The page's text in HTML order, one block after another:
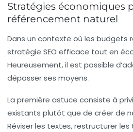
Stratégies économiques
référencement naturel
Dans un contexte où les budgets
stratégie SEO efficace tout en
Heureusement, il est possible
dépasser ses moyens.
La première astuce consiste à
existants plutôt que de créer de
Réviser les textes, restructurer